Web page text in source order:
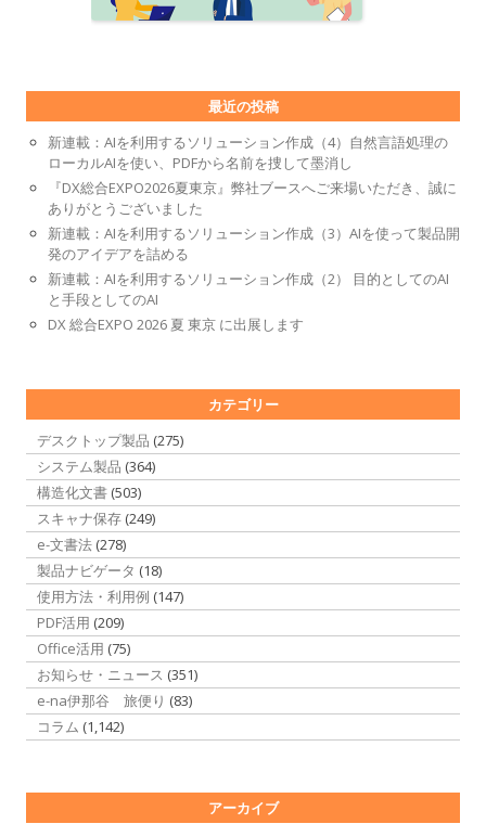
最近の投稿
新連載：AIを利用するソリューション作成（4）自然言語処理の
ローカルAIを使い、PDFから名前を捜して墨消し
『DX総合EXPO2026夏東京』弊社ブースへご来場いただき、誠に
ありがとうございました
新連載：AIを利用するソリューション作成（3）AIを使って製品開
発のアイデアを詰める
新連載：AIを利用するソリューション作成（2） 目的としてのAI
と手段としてのAI
DX 総合EXPO 2026 夏 東京 に出展します
カテゴリー
デスクトップ製品 (275)
システム製品 (364)
構造化文書 (503)
スキャナ保存 (249)
e-文書法 (278)
製品ナビゲータ (18)
使用方法・利用例 (147)
PDF活用 (209)
Office活用 (75)
お知らせ・ニュース (351)
e-na伊那谷 旅便り (83)
コラム (1,142)
アーカイブ